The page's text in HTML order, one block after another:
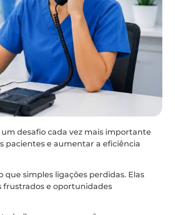
um desafio cada vez mais importante
pacientes e aumentar a eficiência
simples ligações perdidas. Elas
frustrados e oportunidades